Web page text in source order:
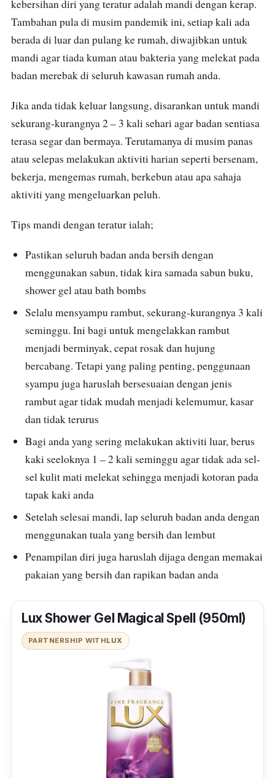
kebersihan diri yang teratur adalah mandi dengan kerap.
Tambahan pula di musim pandemik ini, setiap kali ada
berada di luar dan pulang ke rumah, diwajibkan untuk
mandi agar tiada kuman atau bakteria yang melekat pada
badan merebak di seluruh kawasan rumah anda.
Jika anda tidak keluar langsung, disarankan untuk mandi
sekurang-kurangnya 2 – 3 kali sehari agar badan sentiasa
terasa segar dan bermaya. Terutamanya di musim panas
atau selepas melakukan aktiviti harian seperti bersenam,
bekerja, mengemas rumah, berkebun atau apa sahaja
aktiviti yang mengeluarkan peluh.
Tips mandi dengan teratur ialah;
Pastikan seluruh badan anda bersih dengan
menggunakan sabun, tidak kira samada sabun buku,
shower gel atau bath bombs
Selalu mensyampu rambut, sekurang-kurangnya 3 kali
seminggu. Ini bagi untuk mengelakkan rambut
menjadi berminyak, cepat rosak dan hujung
bercabang. Tetapi yang paling penting, penggunaan
syampu juga haruslah bersesuaian dengan jenis
rambut agar tidak mudah menjadi kelemumur, kasar
dan tidak terurus
Bagi anda yang sering melakukan aktiviti luar, berus
kaki seeloknya 1 – 2 kali seminggu agar tidak ada sel-
sel kulit mati melekat sehingga menjadi kotoran pada
tapak kaki anda
Setelah selesai mandi, lap seluruh badan anda dengan
menggunakan tuala yang bersih dan lembut
Penampilan diri juga haruslah dijaga dengan memakai
pakaian yang bersih dan rapikan badan anda
Lux Shower Gel Magical Spell (950ml)
PARTNERSHIP WITHLUX